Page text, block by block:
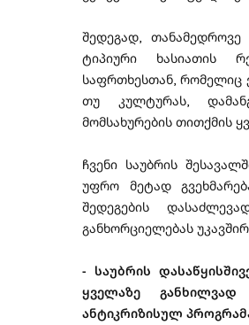
შედეგად, თანამედროვე
ტიპიური ხასიათის
საფრთხესთან, რომელიც
თუ კულტურას,
მომსახურების თითქმის
ჩვენი საუბრის
უფრო მეტად
შედეგების
განხორციელებას
- საუბრის
ყველაზე
ანტიკრიზისულ